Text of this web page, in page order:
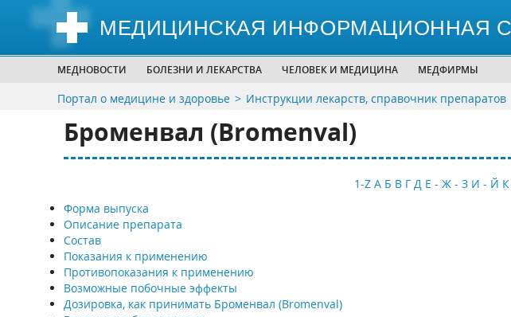
МЕДИЦИНСКАЯ ИНФОРМАЦИОННАЯ
МЕДНОВОСТИ БОЛЕЗНИ И ЛЕКАРСТВА ЧЕЛОВЕК И МЕДИЦИНА МЕДФИРМЫ
Портал о медицине и здоровье Инструкции лекарств, справочник препаратов
Броменвал (Bromenval)
1-Z А Б В Г Д Е - Ж - З И - Й К
Форма выпуска
Описание препарата
Состав
Показания к применению
Противопоказания к применению
Возможные побочные эффекты
Дозировка, как принимать Броменвал (Bromenval)